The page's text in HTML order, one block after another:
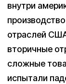
внутри
отраслей
вторичные
сложные
испытали